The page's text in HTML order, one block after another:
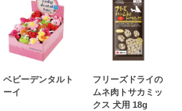
ベビーデンタルト
ーイ
フリーズドライの
ムネ肉トサカミッ
クス 犬用 18g